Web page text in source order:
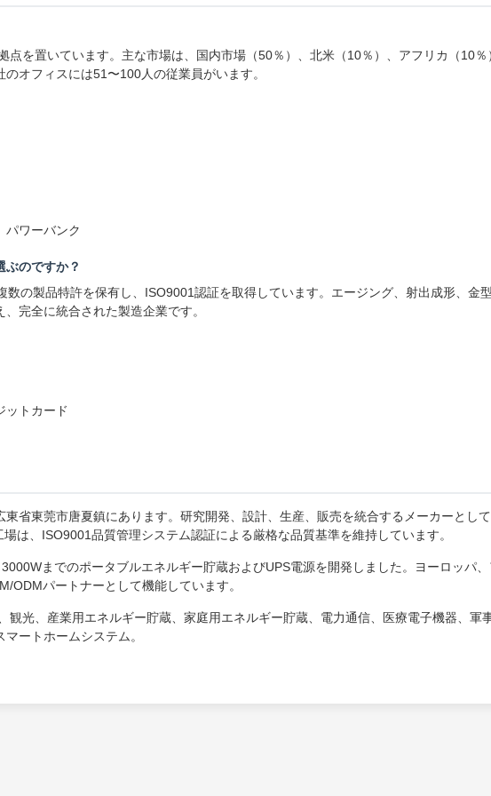
を置いています。主な市場は、国内市場（50％）、北米（10％）、アフリカ（10％
オフィスには51〜100人の従業員がいます。
パワーバンク
ぶのですか？
の製品特許を保有し、ISO9001認証を取得しています。エージング、射出成形、金
完全に統合された製造企業です。
ットカード
省東莞市唐夏鎮にあります。研究開発、設計、生産、販売を統合するメーカーとして
は、ISO9001品質管理システム認証による厳格な品質基準を維持しています。
までのポータブルエネルギー貯蔵およびUPS電源を開発しました。ヨーロッパ、
ODMパートナーとして機能しています。
観光、産業用エネルギー貯蔵、家庭用エネルギー貯蔵、電力通信、医療電子機器、軍
ートホームシステム。